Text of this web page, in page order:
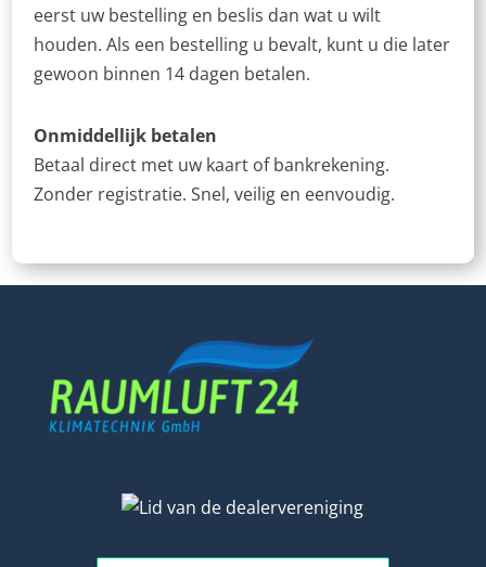
eerst uw bestelling en beslis dan wat u wilt
houden. Als een bestelling u bevalt, kunt u die later
gewoon binnen 14 dagen betalen.
Onmiddellijk betalen
Betaal direct met uw kaart of bankrekening.
Zonder registratie. Snel, veilig en eenvoudig.